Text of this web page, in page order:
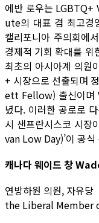
에반 로우는
ute의 대표 겸 최고경
캘리포니아 주의회에
경제적 기회 확대를 위
최초의 아시아계 의원
+ 시장으로 선출되며
ett Fellow) 출신이며
녔다. 이러한 공로로
시 샌프란시스코 시장
van Low Day)’이 공
캐나다 웨이드 창
연방하원 의원, 자유당
the Liberal Member